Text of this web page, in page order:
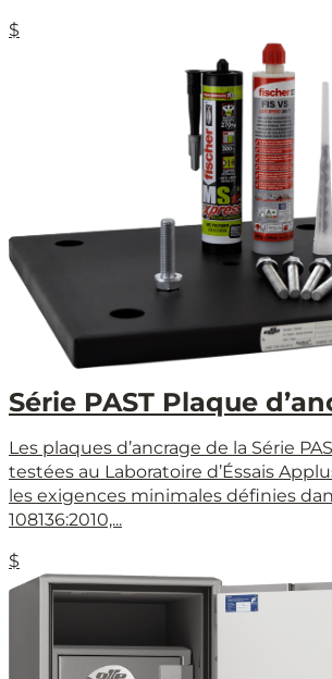
$
Série PAST Plaque
Les plaques d’ancrage de la Série
testées au Laboratoire d’Éssais
les exigences minimales définies
108136:2010,...
$